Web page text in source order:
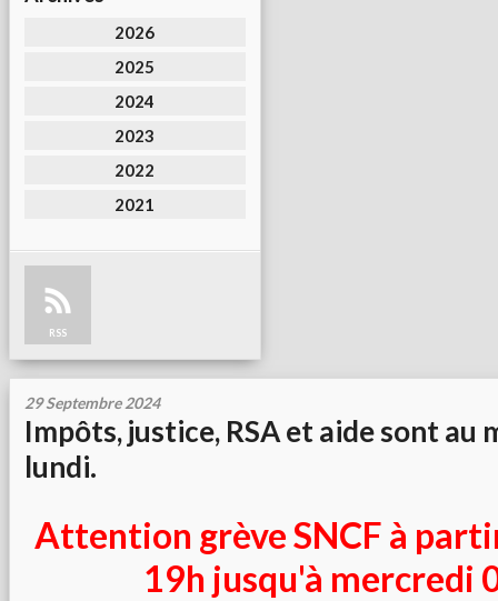
2026
2025
2024
2023
2022
2021
RSS
29 Septembre 2024
Impôts, justice, RSA et aide sont au
lundi.
Attention grève SNCF à
19h jusqu'à mercredi